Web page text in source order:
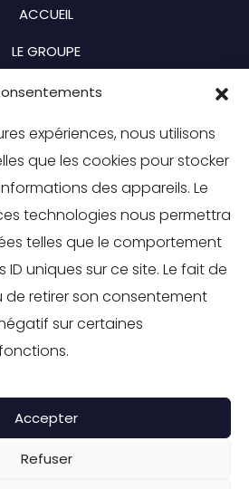
expériences, nous utilisons
que les cookies pour stocker
des appareils. Le
technologies nous permettra
telles que le comportement
uniques sur ce site. Le fait de
retirer son consentement
sur certaines
Accepter
Refuser
ACCUEIL
LE GROUPE
BRANCHES
MOBILITÉS
TOURISME
IMMOBILIER
À MISSION
IPPOLITO